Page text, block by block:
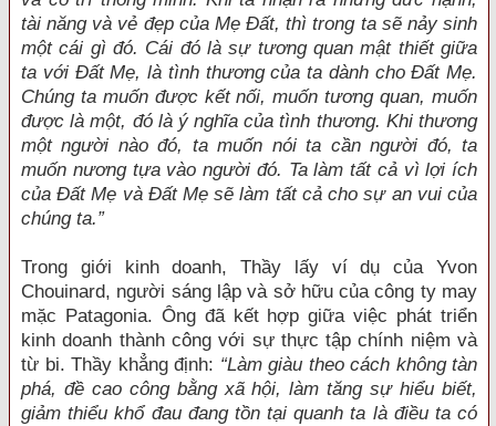
tài năng và vẻ đẹp của Mẹ Đất, thì trong ta sẽ nảy sinh
một cái gì đó. Cái đó là sự tương quan mật thiết giữa
ta với Đất Mẹ, là tình thương của ta dành cho Đất Mẹ.
Chúng ta muốn được kết nối, muốn tương quan, muốn
được là một, đó là ý nghĩa của tình thương. Khi thương
một người nào đó, ta muốn nói ta cần người đó, ta
muốn nương tựa vào người đó. Ta làm tất cả vì lợi ích
của Đất Mẹ và Đất Mẹ sẽ làm tất cả cho sự an vui của
chúng ta.”
Trong giới kinh doanh, Thầy lấy ví dụ của Yvon
Chouinard, người sáng lập và sở hữu của công ty may
mặc Patagonia. Ông đã kết hợp giữa việc phát triển
kinh doanh thành công với sự thực tập chính niệm và
từ bi. Thầy khẳng định: “Làm giàu theo cách không tàn
phá, đề cao công bằng xã hội, làm tăng sự hiểu biết,
giảm thiểu khổ đau đang tồn tại quanh ta là điều ta có